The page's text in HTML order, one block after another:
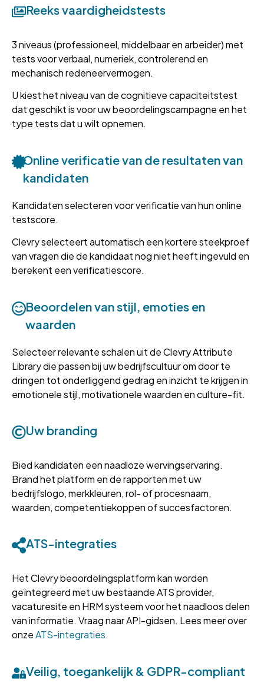
Reeks vaardigheidstests
3 niveaus (professioneel, middelbaar en arbeider) met
tests voor verbaal, numeriek, controlerend en
mechanisch redeneervermogen.
U kiest het niveau van de cognitieve capaciteitstest
dat geschikt is voor uw beoordelingscampagne en het
type tests dat u wilt opnemen.
Online verificatie van de resultaten van
kandidaten
Kandidaten selecteren voor verificatie van hun online
testscore.
Clevry selecteert automatisch een kortere steekproef
van vragen die de kandidaat nog niet heeft ingevuld en
berekent een verificatiescore.
Beoordelen van stijl, emoties en
waarden
Selecteer relevante schalen uit de Clevry Attribute
Library die passen bij uw bedrijfscultuur om door te
dringen tot onderliggend gedrag en inzicht te krijgen in
emotionele stijl, motivationele waarden en culture-fit.
Uw branding
Bied kandidaten een naadloze wervingservaring.
Brand het platform en de rapporten met uw
bedrijfslogo, merkkleuren, rol- of procesnaam,
waarden, competentiekoppen of succesfactoren.
ATS-integraties
Het Clevry beoordelingsplatform kan worden
geïntegreerd met uw bestaande ATS provider,
vacaturesite en HRM systeem voor het naadloos delen
van informatie. Vraag naar API-gidsen. Lees meer over
onzeATS-integraties.
Veilig, toegankelijk & GDPR-compliant